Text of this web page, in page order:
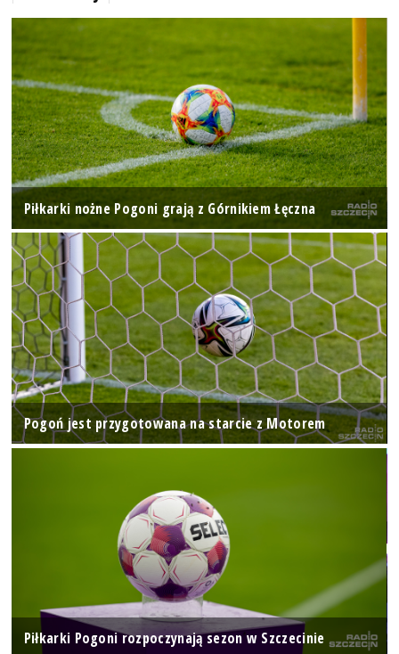
Piłkarki nożne Pogoni grają z Górnikiem Łęczna
Pogoń jest przygotowana na starcie z Motorem
Piłkarki Pogoni rozpoczynają sezon w Szczecinie